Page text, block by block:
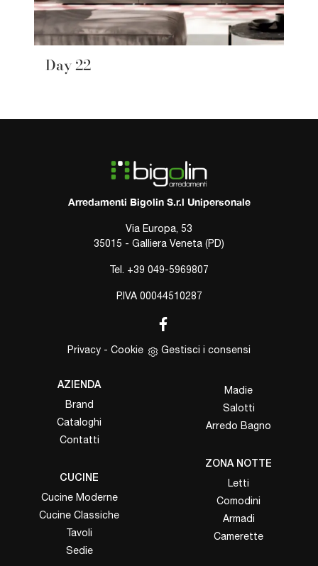
Day 22
Arredamenti Bigolin S.r.l Unipersonale
Via Europa, 53
35015 - Galliera Veneta (PD)
Tel. +39 049-5969807
P.IVA 00044510287
Privacy - Cookie Gestisci i consensi
AZIENDA
Brand
Cataloghi
Contatti
CUCINE
Cucine Moderne
Cucine Classiche
Tavoli
Sedie
Madie
Salotti
Arredo Bagno
ZONA NOTTE
Letti
Comodini
Armadi
Camerette